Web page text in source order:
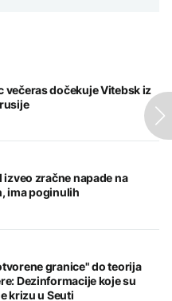
večeras dočekuje Vitebsk iz
izveo zračne napade na
ima poginulih
granice" do teorija
Dezinformacije koje su
krizu u Seuti